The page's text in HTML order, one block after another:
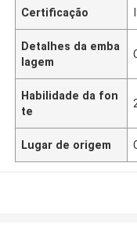
Certificação
Detalhes da emba
lagem
Habilidade da fon
te
Lugar de origem